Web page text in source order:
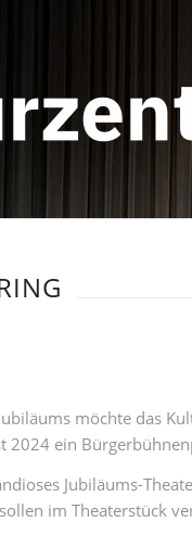
möchte das
2024 ein
Jubiläums-
im Theaterstück